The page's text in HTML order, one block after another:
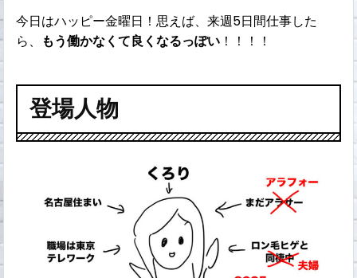
今日はハッピー金曜日！思えば、来週5日間仕事した
ら、
もう働かなくて良くなるっぽい ！！！！
登場人物